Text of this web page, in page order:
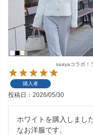
saayaコラボ！
購入者
投稿日 2026/05/30
ホワイトを購入しまし
なお洋服です。